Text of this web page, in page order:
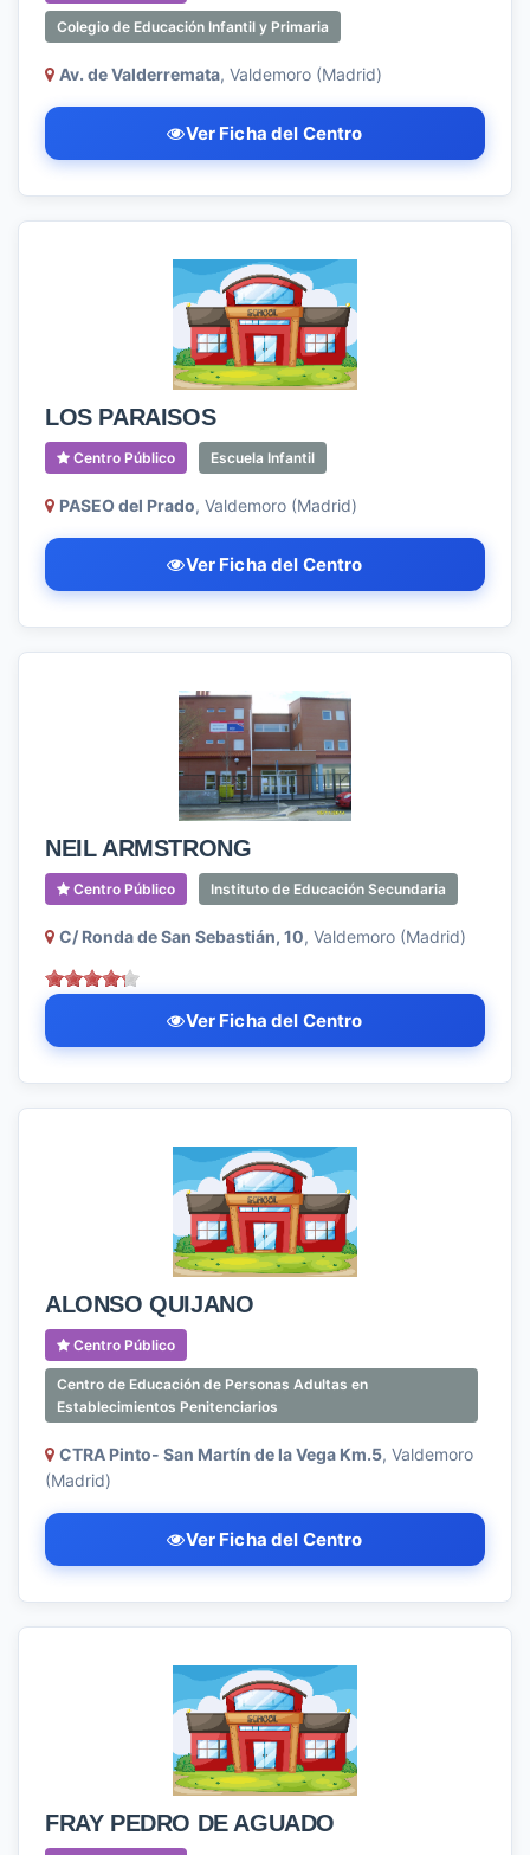
Colegio de Educación Infantil y Primaria
Av. de Valderremata, Valdemoro (Madrid)
Ver Ficha del Centro
LOS PARAISOS
Centro Público Escuela Infantil
PASEO del Prado, Valdemoro (Madrid)
Ver Ficha del Centro
NEIL ARMSTRONG
Centro Público Instituto de Educación Secundaria
C/ Ronda de San Sebastián, 10, Valdemoro (Madrid)
Ver Ficha del Centro
ALONSO QUIJANO
Centro Público
Centro de Educación de Personas Adultas en
Establecimientos Penitenciarios
CTRA Pinto- San Martín de la Vega Km.5, Valdemoro
(Madrid)
Ver Ficha del Centro
FRAY PEDRO DE AGUADO